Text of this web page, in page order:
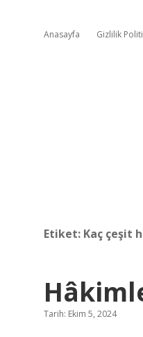
Anasayfa Gizlilik
Etiket: Kaç çeşit
Tarih: Ekim 5, 2024